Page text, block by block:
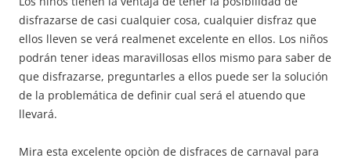
disfrazarse de casi cualquier cosa, cualquier disfraz que
ellos lleven se verá realmenet excelente en ellos. Los niños
podrán tener ideas maravillosas ellos mismo para saber de
que disfrazarse, preguntarles a ellos puede ser la solución
de la problemática de definir cual será el atuendo que
llevará.
Mira esta excelente opciòn de disfraces de carnaval para